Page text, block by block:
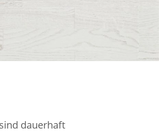
dauerhaft